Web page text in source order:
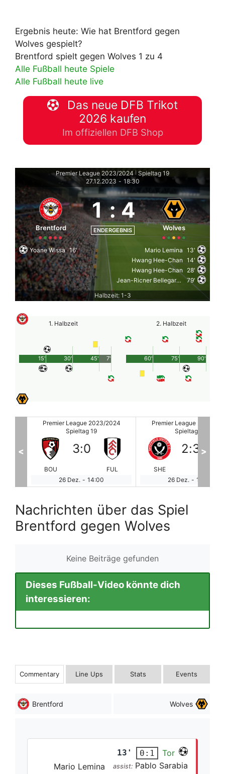
Ergebnis heute: Wie hat Brentford gegen
Wolves gespielt?
Brentford spielt gegen Wolves 1 zu 4
Alle Fußball heute Spiele
Alle Fußball heute live
Das neue DFB Trikot
2026 kaufen
Im offiziellen DFB Shop
Premier League 2023/2024
Spieltag 19
27.12.2023 - 18:30
Brentford
1 : 4
ENDERGEBNIS Wolves
Yoane Wissa 16' Mario Lemina 13'
Hwang Hee-Chan 14'
Hwang Hee-Chan
28'
Jean-Ricner Bellegarde
79'
Halbzeit: 1-3
1. Halbzeit
45'
15' 30' 7'
2. Halbzeit
90'
60' 75'
Premier League 2023/2024
Spieltag 19
SHE
2:3
LUT
26 Dez. - 14:00
Premier League 2023/
Spieltag 19
BUR
0:2
26 Dez. - 16:30
< >
Nachrichten über das Spiel
Brentford gegen Wolves
Keine Beiträge gefunden
Dieses Fußball-Video könnte dich
interessieren:
Commentary Line Ups Stats Events
Brentford Wolves
13' 0:1
Tor
Mario Lemina
assist: Pablo Sarabia